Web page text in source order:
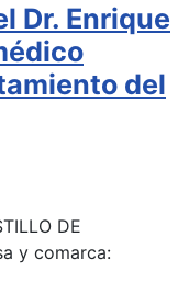
Dr. Enrique
del
DE
y comarca: